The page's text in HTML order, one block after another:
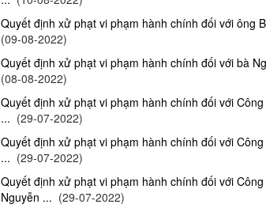
Quyết định xử phạt vi phạm hành chính đối với ông
(09-08-2022)
Quyết định xử phạt vi phạm hành chính đối với bà
(08-08-2022)
Quyết định xử phạt vi phạm hành chính đối với
... (29-07-2022)
Quyết định xử phạt vi phạm hành chính đối với
... (29-07-2022)
Quyết định xử phạt vi phạm hành chính đối với
Nguyễn ... (29-07-2022)